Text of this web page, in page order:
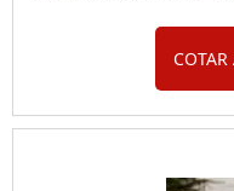
necessidade e desejo
que o produto é